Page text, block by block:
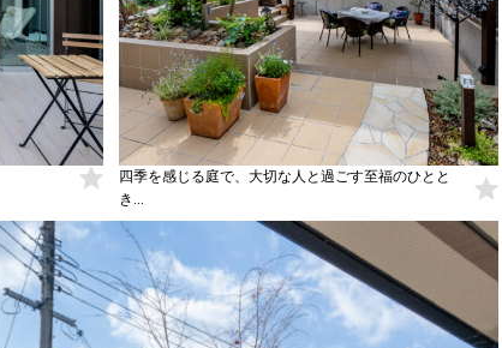
四季を感じる庭で、大切な人と過ごす至福のひとと
き...